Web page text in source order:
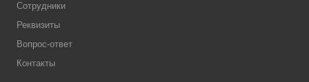
Сотрудники
Реквизиты
Вопрос-ответ
Контакты